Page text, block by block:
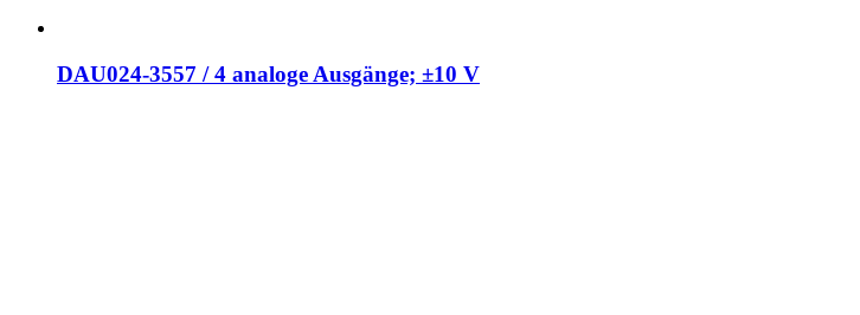
DAU024-3557 / 4 analoge Ausgänge; ±10 V